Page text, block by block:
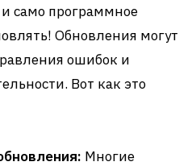
само программное
Обновления могут
ошибок и
Вот как это
Многие